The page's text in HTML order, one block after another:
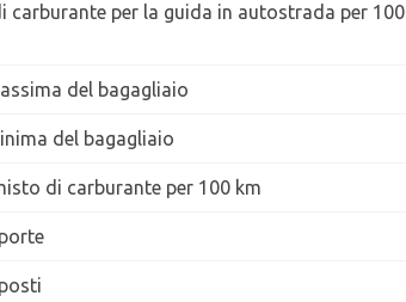
carburante per la guida in autostrada per 100
del bagagliaio
del bagagliaio
di carburante per 100 km